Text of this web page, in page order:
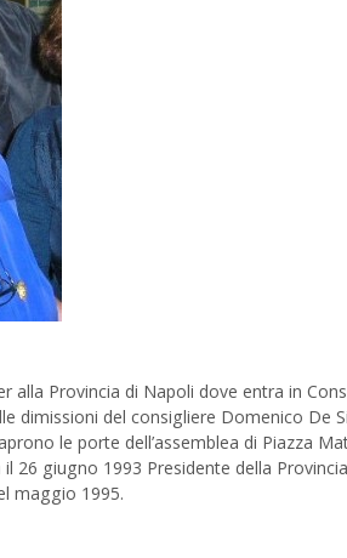
alla Provincia di Napoli dove entra in
dimissioni del consigliere Domenico De
le porte dell’assemblea di Piazza
26 giugno 1993 Presidente della
maggio 1995.